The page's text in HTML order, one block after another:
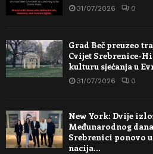
31/07/2026 0
Grad Beč preuzeo
Cvijet Srebrenice-
kulturu sjećanja u
31/07/2026 0
New York: Dvije
Međunarodnog
Srebrenici ponovo
nacija…